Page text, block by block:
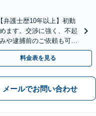
弁護士歴10年以上】初動
ます。交渉に強く、不起
や逮捕前のご依頼も可能
駅7分】
料金表を見る
メールでお問い合わせ